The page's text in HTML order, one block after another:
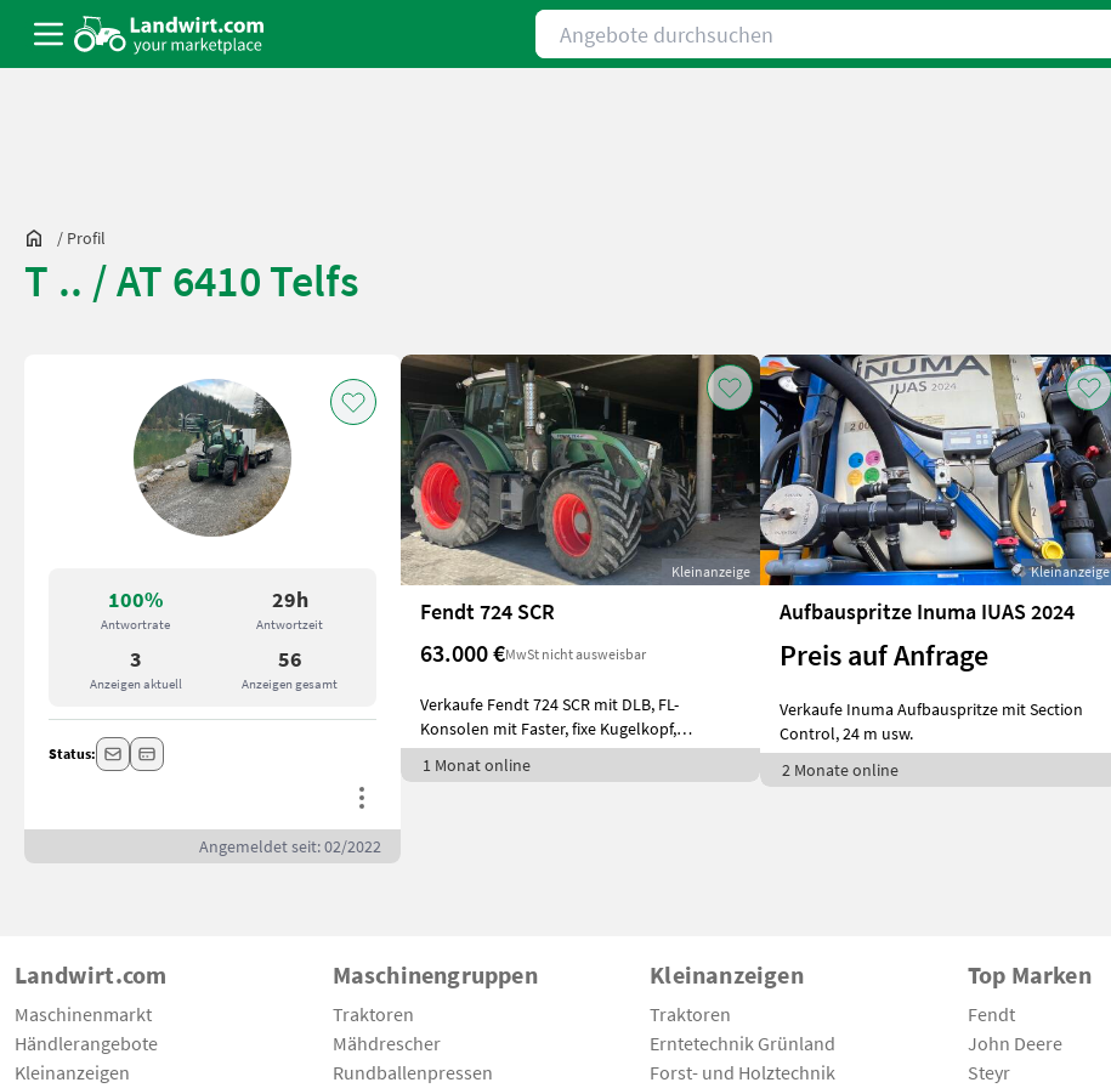
Angebote durchsuchen
/ Profil
T .. / AT 6410 Telfs
100%
Antwortrate
29h
Antwortzeit
3
Anzeigen aktuell
56
Anzeigen gesamt
Status:
Angemeldet seit: 02/2022
Kleinanzeige
Fendt 724 SCR
63.000 €MwSt nicht ausweisbar
Verkaufe Fendt 724 SCR mit DLB, FL-
Konsolen mit Faster, fixe Kugelkopf,
Motorsta
1 Monat online
Kleinanzeige
Aufbauspritze Inuma IUAS 2024
Preis auf Anfrage
Verkaufe Inuma Aufbauspritze mit Section
Control, 24 m usw.
2 Monate online
Landwirt.com
Maschinenmarkt
Händlerangebote
Kleinanzeigen
Maschinengruppen
Traktoren
Mähdrescher
Rundballenpressen
Kleinanzeigen
Traktoren
Erntetechnik Grünland
Forst- und Holztechnik
Top Marken
Fendt
John Deere
Steyr